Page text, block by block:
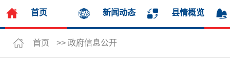
首页 新闻动态 县情概览
首页 >> 政府信息公开